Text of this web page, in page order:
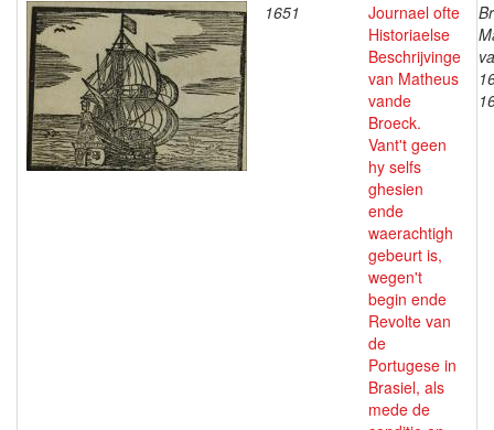
1651
Journael ofte
Historiaelse
Beschrijvinge
van Matheus
vande
Broeck.
Vant't geen
hy selfs
ghesien
ende
waerachtigh
gebeurt is,
wegen't
begin ende
Revolte van
de
Portugese in
Brasiel, als
mede de